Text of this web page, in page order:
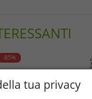
-85%
tua privacy